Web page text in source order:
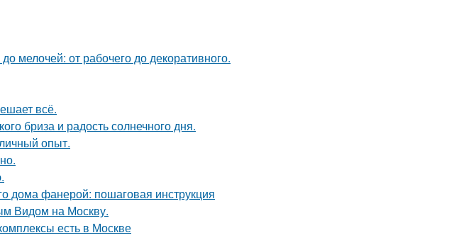
мелочей: от рабочего до декоративного.
всё.
бриза и радость солнечного дня.
опыт.
дома фанерой: пошаговая инструкция
Видом на Москву.
есть в Москве